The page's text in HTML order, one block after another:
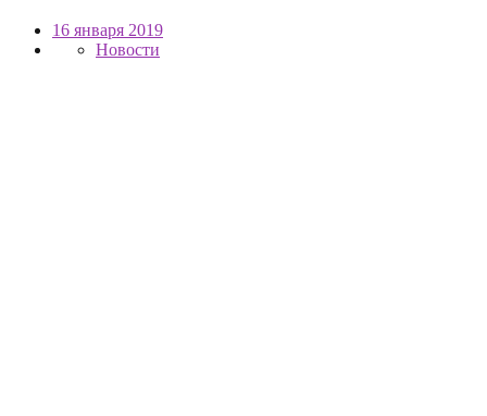
16 января 2019
Новости